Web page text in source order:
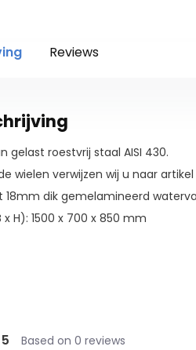
Reviews
gelast roestvrij staal AISI 430.
wielen verwijzen wij u naar artikel
18mm dik gemelamineerd
H): 1500 x 700 x 850 mm
5 Based on 0 reviews